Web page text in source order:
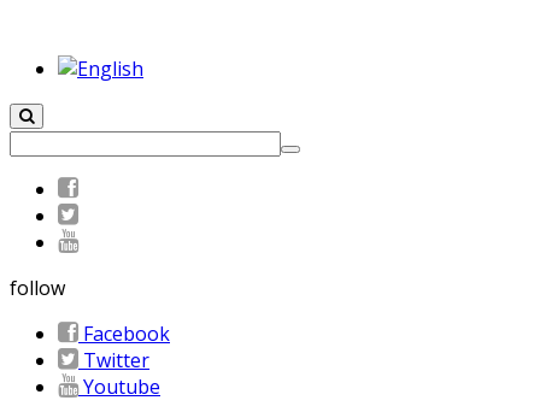
follow
Facebook
Twitter
Youtube